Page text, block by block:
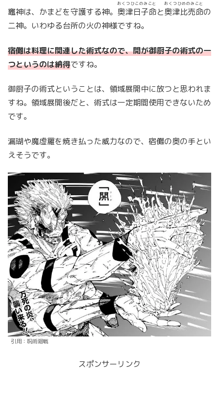
竈神は、かまどを守護する神。 奥津日子命
おくつひこのみこと
と奥津比売命
おくつひめのみこと
の
二神。いわゆる台所の火の神様ですね。
宿儺は料理に関連した術式なので、開が御厨子の術式の一
つというのは納得ですね。
御厨子の術式ということは、領域展開中に放つと思われま
すね。領域展開後だと、術式は一定期間使用できないため
です。
漏瑚や魔虚羅を焼き払った威力なので、宿儺の奥の手とい
えそうです。
引用：呪術廻戦
スポンサーリンク